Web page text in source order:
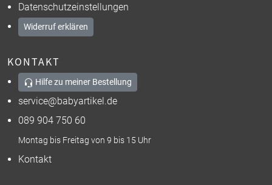
Datenschutzeinstellungen
Widerruf erklären
KONTAKT
Hilfe zu meiner Bestellung
service@babyartikel.de
089 904 750 60
Montag bis Freitag von 9 bis 15 Uhr
Kontakt